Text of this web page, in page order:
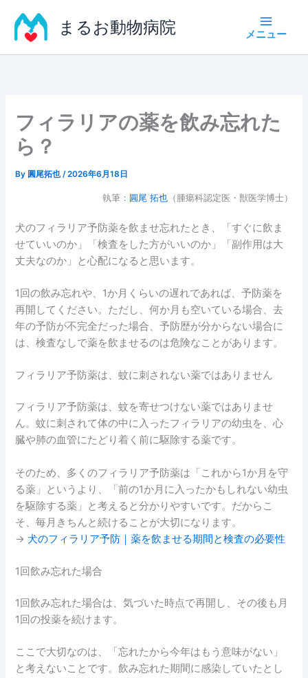
ス
まるお動物病院
フィラリアの薬を飲み忘れた
ら？
By 圓尾拓也/2026年6月18日
執筆： 圓尾 拓也（腫瘍科認定医・獣医学博士）
犬のフィラリア予防薬を飲ませ忘れたとき、「すぐに飲ま
せていいのか」「検査をした方がいいのか」「副作用は大
丈夫なのか」と心配になると思います。
1回の飲み忘れや、1か月くらいの遅れであれば、予防薬を
再開してください。ただし、何か月も空いている場合、去
年の予防が不完全だった場合、予防歴が分からない場合に
は、検査なしで薬を飲ませるのは危険なことがあります。
フィラリア予防薬は、蚊に刺されない薬ではありません
フィラリア予防薬は、蚊を寄せつけない薬ではありませ
ん。蚊に刺されて体の中に入ったフィラリアの幼虫を、心
臓や肺の血管にたどり着く前に駆除する薬です。
そのため、多くのフィラリア予防薬は「これから1か月を守
る薬」というより、「前の1か月に入ったかもしれない幼虫
を駆除する薬」と考えると分かりやすいです。だからこ
そ、毎月きちんと続けることが大切になります。
→ 犬のフィラリア予防｜薬を飲ませる期間と検査の必要性
1回飲み忘れた場合
1回飲み忘れた場合は、気づいた時点で再開し、その後も月
1回の投薬を続けます。
ここで大切なのは、「忘れたから今年はもう意味がない」
と考えないことです。飲み忘れた期間に感染していたとし